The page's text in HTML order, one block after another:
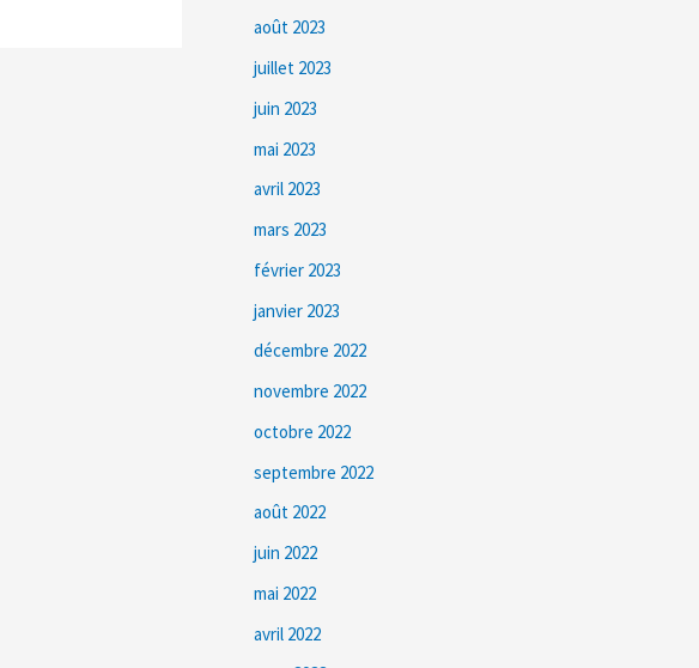
août 2023
juillet 2023
juin 2023
mai 2023
avril 2023
mars 2023
février 2023
janvier 2023
décembre 2022
novembre 2022
octobre 2022
septembre 2022
août 2022
juin 2022
mai 2022
avril 2022